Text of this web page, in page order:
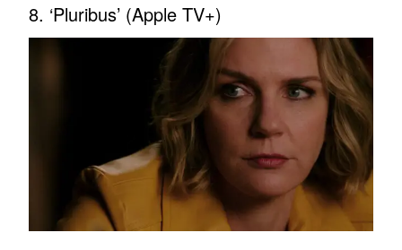
8. ‘Pluribus’ (Apple TV+)